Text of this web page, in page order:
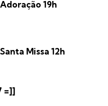
19h
Missa 12h
=]]